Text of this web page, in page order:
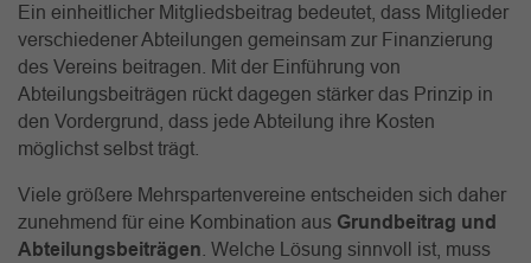
Ein einheitlicher Mitgliedsbeitrag bedeutet, dass Mitglieder
verschiedener Abteilungen gemeinsam zur Finanzierung
des Vereins beitragen. Mit der Einführung von
Abteilungsbeiträgen rückt dagegen stärker das Prinzip in
den Vordergrund, dass jede Abteilung ihre Kosten
möglichst selbst trägt.
Viele größere Mehrspartenvereine entscheiden sich daher
zunehmend für eine Kombination aus Grundbeitrag und
Abteilungsbeiträgen . Welche Lösung sinnvoll ist, muss